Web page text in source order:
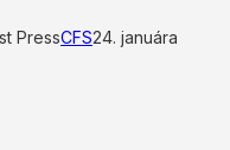
PressCFS24. januára